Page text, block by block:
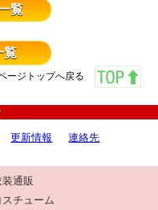
覧
覧
ージトップへ戻る
更新情報 連絡先
通販
チューム